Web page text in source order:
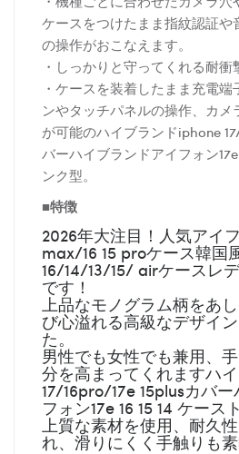
ケースをつけたまま指紋認証や
の操作がおこなえます。
・しっかりと守ってくれる耐衝
・ケースを装着したまま充電
ンやタッチパネルの操作、カ
が可能のハイブランドiphone
バーハイブランドアイフォン17e
ンク型。
■特徴
2026年大注目！人気アイ
max/16 15 proケース韓国
16/14/13/15/ airケースレ
です！
上品なモノグラム柄をあ
び心溢れる高級なデザイ
た。
男性でも女性でも兼用、
分を高まってくれますハ
17/16pro/17e 15plusカバ
フォン17e 16 15 14 ケース
上質な素材を使用、耐久
れ、滑りにくく手触りも素